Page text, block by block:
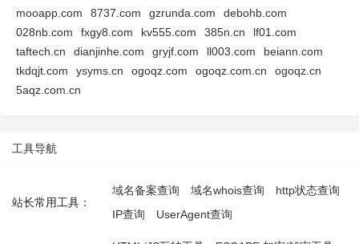
mooapp.com 8737.com gzrunda.com
debohb.com
028nb.com
fxgy8.com kv555.com 385n.cn
lf01.com
taftech.cn
dianjinhe.com gryjf.com ll003.com
beiann.com
tkdqjt.com
ysyms.cn ogoqz.com ogoqz.com.cn
ogoqz.cn
5aqz.com.cn
工具导航
站长常用工具：
域名备案查询 域名whois查询
http状态查询
IP查询
UserAgent查询